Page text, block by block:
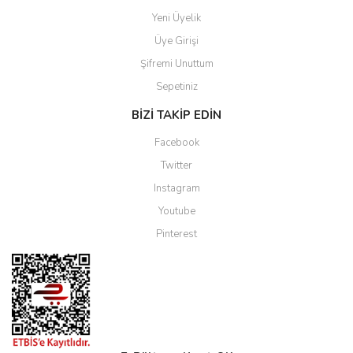
Yeni Üyelik
Üye Girişi
Şifremi Unuttum
Sepetiniz
BİZİ TAKİP EDİN
Facebook
Twitter
Instagram
Youtube
Pinterest